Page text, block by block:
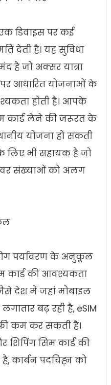
एक डिवाइस पर कई
देती है। यह सुविधा
है जो अक्सर यात्रा
आधारित योजनाओं के
होती है। आपके
कार्ड लेने की जरूरत के
योजना हो सकती
लिए भी सहायक है जो
संख्याओं को अलग
पर्यावरण के अनुकूल
कार्ड की आवश्यकता
देश में जहां मोबाइल
बढ़ रही है, eSIM
कम कर सकती है।
शिपिंग सिम कार्ड की
कार्बन पदचिह्न को